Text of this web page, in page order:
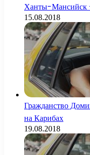
Ханты-Мансийск
15.08.2018
Гражданство
на Карибах
19.08.2018